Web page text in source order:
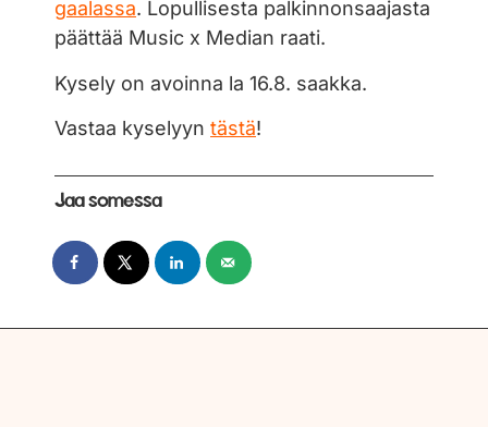
gaalassa. Lopullisesta palkinnonsaajasta
päättää Music x Median raati.
Kysely on avoinna la 16.8. saakka.
Vastaa kyselyyn tästä!
Jaa somessa